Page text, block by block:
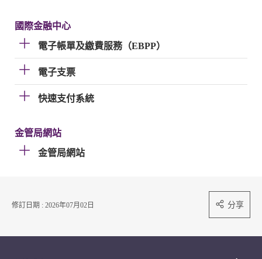
國際金融中心
電子帳單及繳費服務（EBPP）
電子支票
快速支付系統
金管局網站
金管局網站
修訂日期 : 2026年07月02日 分享